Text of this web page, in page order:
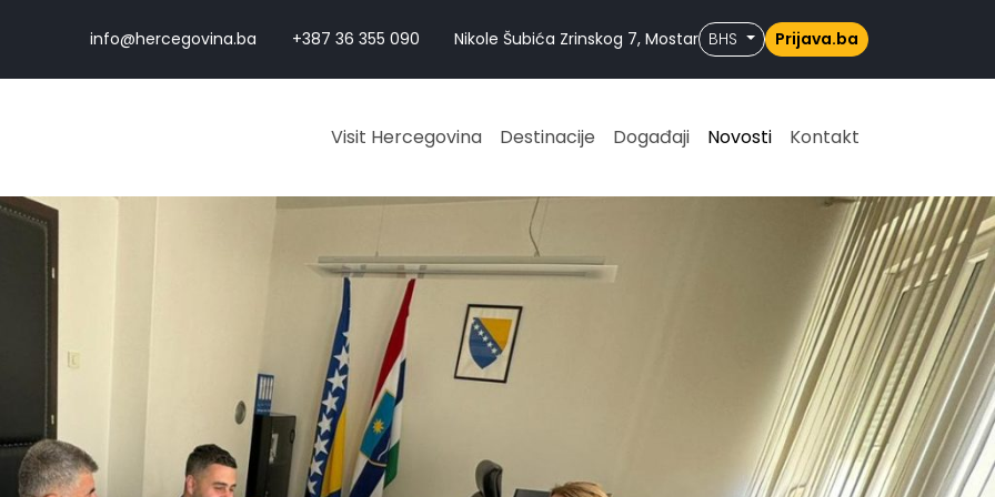
info@hercegovina.ba +387 36 355 090 Nikole Šubića Zrinskog 7, Mostar BHS Prijava.ba
Visit Hercegovina Destinacije Događaji Novosti Kontakt